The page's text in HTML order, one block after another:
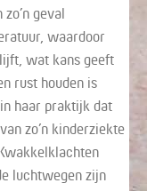
geval
waardoor
wat kans geeft
rust houden is
haar praktijk dat
zo’n kinderziekte
luchtwegen zijn